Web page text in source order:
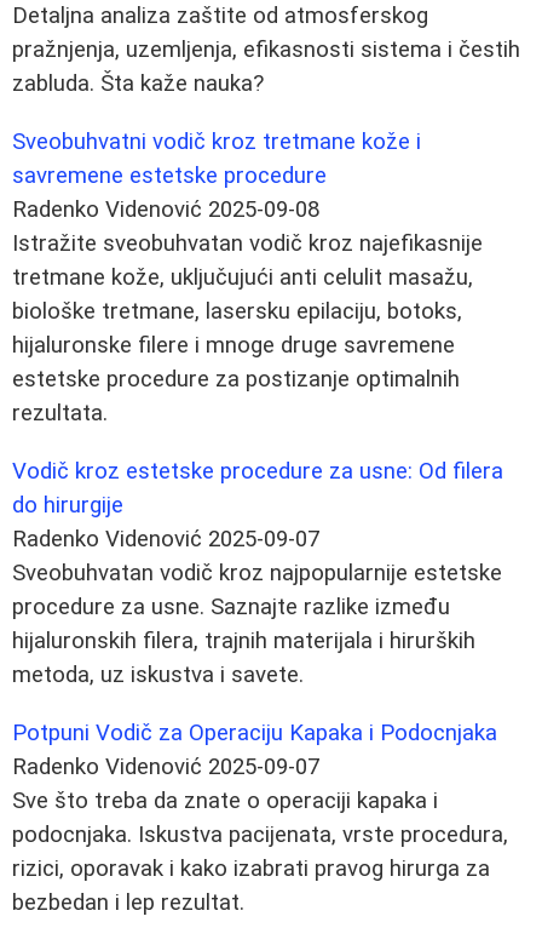
Detaljna analiza zaštite od atmosferskog
pražnjenja, uzemljenja, efikasnosti sistema i čestih
zabluda. Šta kaže nauka?
Sveobuhvatni vodič kroz tretmane kože i
savremene estetske procedure
Radenko Videnović 2025-09-08
Istražite sveobuhvatan vodič kroz najefikasnije
tretmane kože, uključujući anti celulit masažu,
biološke tretmane, lasersku epilaciju, botoks,
hijaluronske filere i mnoge druge savremene
estetske procedure za postizanje optimalnih
rezultata.
Vodič kroz estetske procedure za usne: Od filera
do hirurgije
Radenko Videnović 2025-09-07
Sveobuhvatan vodič kroz najpopularnije estetske
procedure za usne. Saznajte razlike između
hijaluronskih filera, trajnih materijala i hirurških
metoda, uz iskustva i savete.
Potpuni Vodič za Operaciju Kapaka i Podocnjaka
Radenko Videnović 2025-09-07
Sve što treba da znate o operaciji kapaka i
podocnjaka. Iskustva pacijenata, vrste procedura,
rizici, oporavak i kako izabrati pravog hirurga za
bezbedan i lep rezultat.